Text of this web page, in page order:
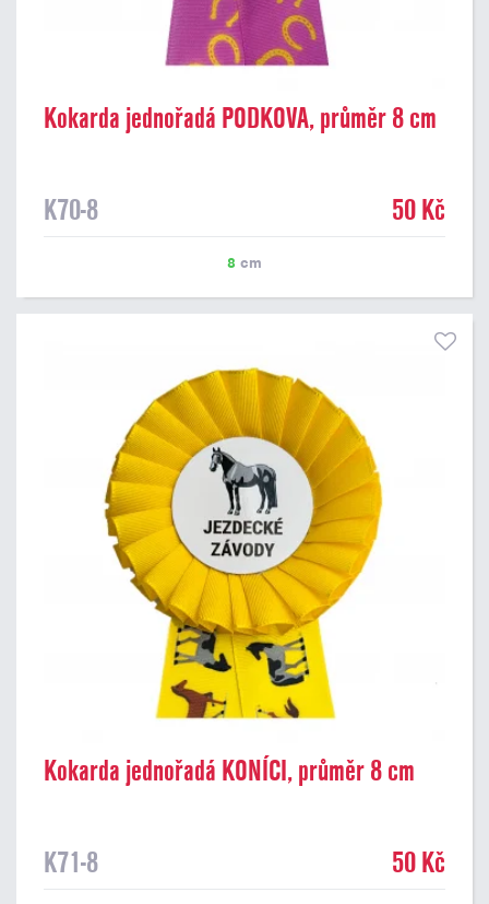
Kokarda jednořadá PODKOVA, průměr 8 cm
K70-8 50 Kč
8 cm
Kokarda jednořadá KONÍCI, průměr 8 cm
K71-8 50 Kč